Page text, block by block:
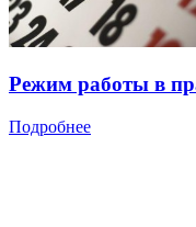
Режим работы в
Подробнее